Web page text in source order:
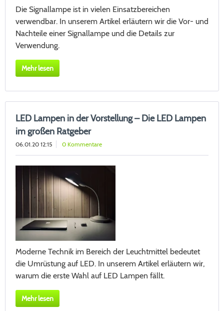
Die Signallampe ist in vielen Einsatzbereichen
verwendbar. In unserem Artikel erläutern wir die Vor- und
Nachteile einer Signallampe und die Details zur
Verwendung.
Mehr lesen
LED Lampen in der Vorstellung – Die LED Lampen
im großen Ratgeber
06.01.20 12:15 0 Kommentare
Moderne Technik im Bereich der Leuchtmittel bedeutet
die Umrüstung auf LED. In unserem Artikel erläutern wir,
warum die erste Wahl auf LED Lampen fällt.
Mehr lesen